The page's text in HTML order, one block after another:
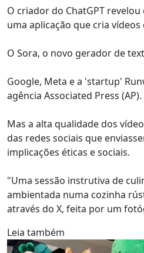
O criador do ChatGPT
uma aplicação que cria
O Sora, o novo gerador de
Google, Meta e a 'startup'
agência Associated Press (AP).
Mas a alta qualidade dos
das redes sociais que
implicações éticas e sociais.
"Uma sessão instrutiva de
ambientada numa cozinha
através do X, feita por um
Leia também